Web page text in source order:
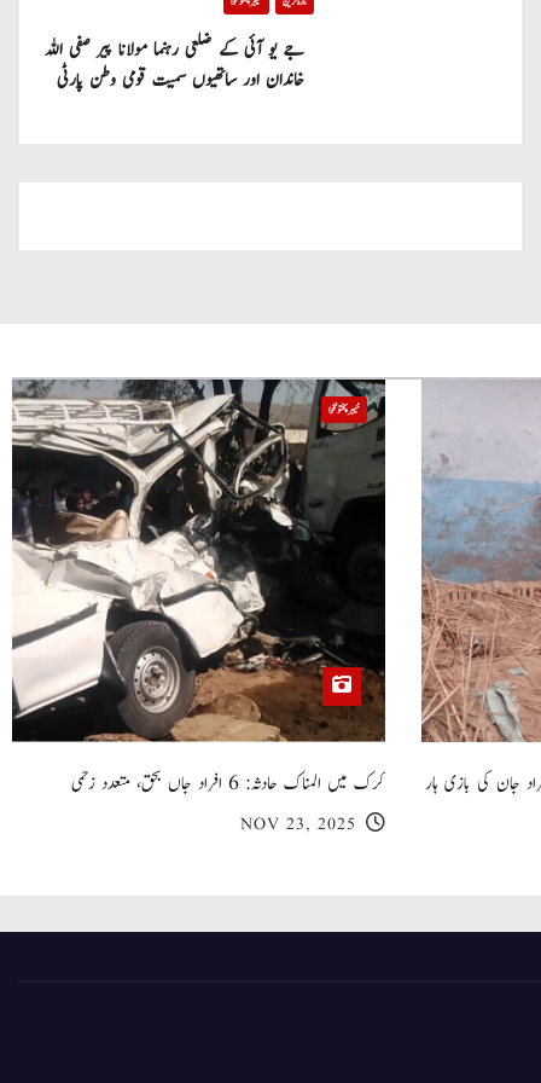
جے یو آئی کے ضلعی رہنما مولانا پیر صفی اللہ
خاندان اور ساتھیوں سمیت قومی وطن پارٹی
گھر کی چھت گرنے کا سانحہ: 5 افراد جان کی بازی ہار
خیبر پختونخوا
کرک میں المناک حادثہ: 6 افراد جاں بحق، متعدد زخمی
NOV 23, 2025